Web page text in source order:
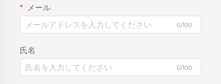
メール
0/100
氏名
0/100